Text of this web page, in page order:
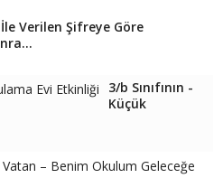
Verilen Şifreye Göre
3/b Sınıfının -
Küçük